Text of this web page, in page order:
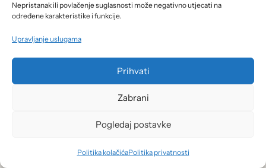
Nepristanak ili povlačenje suglasnosti može negativno utjecati na
određene karakteristike i funkcije.
Upravljanje uslugama
Prihvati
Zabrani
Pogledaj postavke
Politika kolačićaPolitika privatnosti
16/10/2025
Genius kao alat za financijsko opismenjavanje: što JP Morgan radi u
Zagrebu